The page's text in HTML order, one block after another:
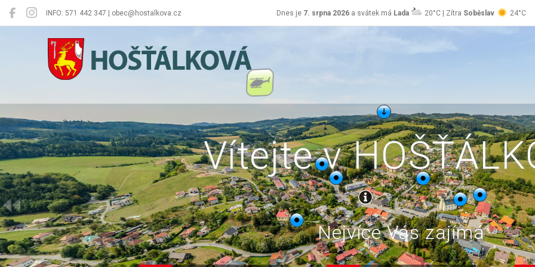
INFO: 571 442 347 | obec@hostalkova.cz Dnes je 7. srpna 2026 a svátek má Lada 20°C | Zítra Soběslav 24°C
Hošťálková
Vítejte v
Nejvíce Vás zajímá